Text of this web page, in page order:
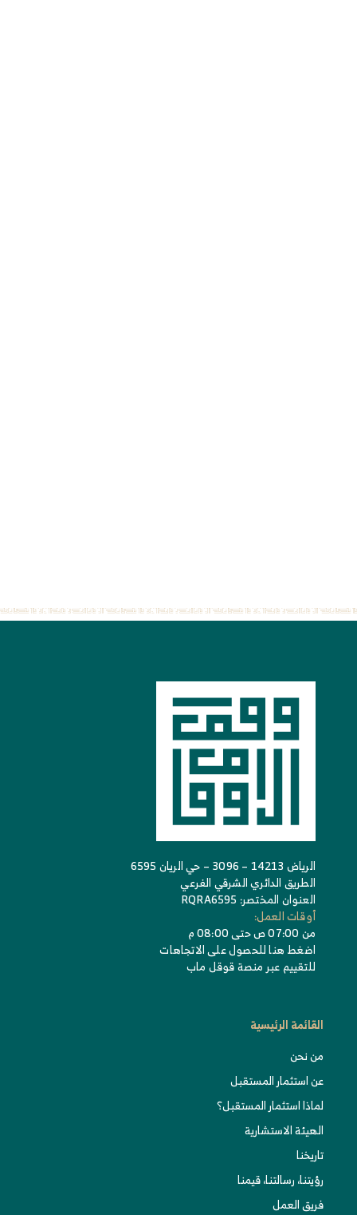
الرياض 14213 – 3096 – حي الريان 6595
الطريق الدائري الشرقي الفرعي
العنوان المختصر: RQRA6595
أوقات العمل:
من 07:00 ص حتى 08:00 م
اضغط هنا للحصول على الاتجاهات
للتقييم عبر منصة قوقل ماب
القائمة الرئيسية
من نحن
عن استثمار المستقبل
لماذا استثمار المستقبل؟
الهيئة الاستشارية
تاريخنا
رؤيتنا، رسالتنا، قيمنا
فريق العمل